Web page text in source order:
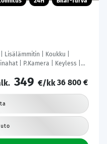
Lisälämmitin | Koukku |
| P.Kamera | Keyless |
349 €/kk36 800 €